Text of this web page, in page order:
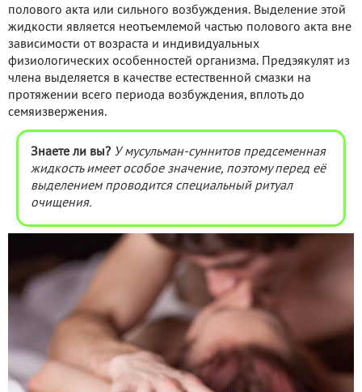
полового акта или сильного возбуждения. Выделение этой
жидкости является неотъемлемой частью полового акта вне
зависимости от возраста и индивидуальных
физиологических особенностей организма. Предэякулят из
члена выделяется в качестве естественной смазки на
протяжении всего периода возбуждения, вплоть до
семяизвержения.
Знаете ли вы? У мусульман-суннитов предсеменная
жидкость имеет особое значение, поэтому перед её
выделением проводится специальный ритуал
очищения.